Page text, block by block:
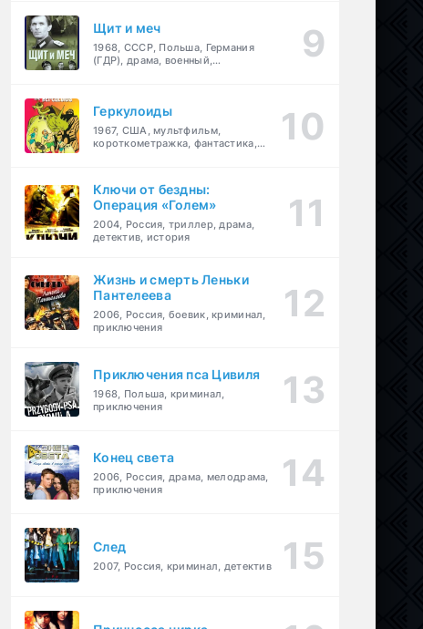
Щит и меч
1968, СССР, Польша, Германия
(ГДР), драма, военный,
Геркулоиды
1967, США, мультфильм,
короткометражка, фантастика,
Ключи от бездны:
Операция «Голем»
2004, Россия, триллер, драма,
детектив, история
Жизнь и смерть Леньки
Пантелеева
2006, Россия, боевик, криминал,
приключения
Приключения пса Цивиля
1968, Польша, криминал,
приключения
Конец света
2006, Россия, драма, мелодрама,
приключения
След
2007, Россия, криминал, детектив